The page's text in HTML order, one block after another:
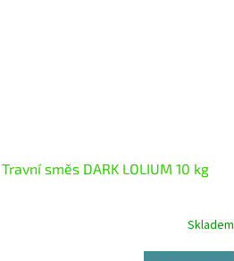
Travní směs DARK LOLIUM 10 kg
Skladem